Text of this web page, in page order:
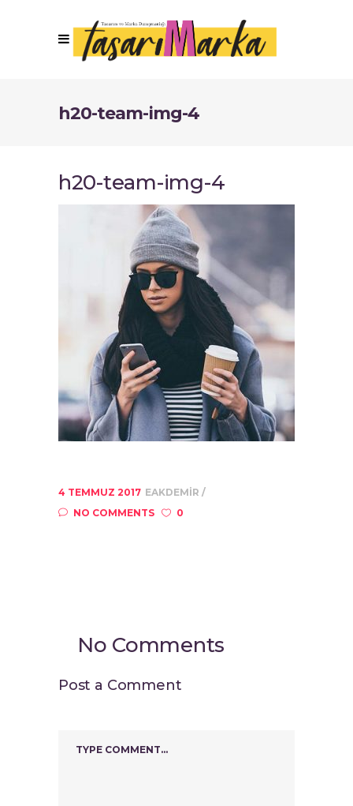
h20-team-img-4
h20-team-img-4
4 TEMMUZ 2017 EAKDEMIR
NO COMMENTS
0
No Comments
Post a Comment